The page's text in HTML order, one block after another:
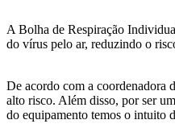
A Bolha de Respiração
do vírus pelo ar, reduzindo o
De acordo com a coordenadora
alto risco. Além disso, por ser
do equipamento temos o intuito